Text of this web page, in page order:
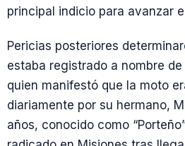
principal indicio para avanzar
Pericias posteriores
estaba registrado a nombre
quien manifestó que la moto
diariamente por su hermano,
años, conocido como